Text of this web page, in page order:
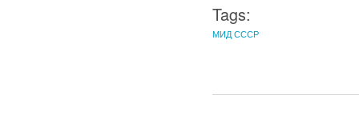
Tags:
МИД СССР